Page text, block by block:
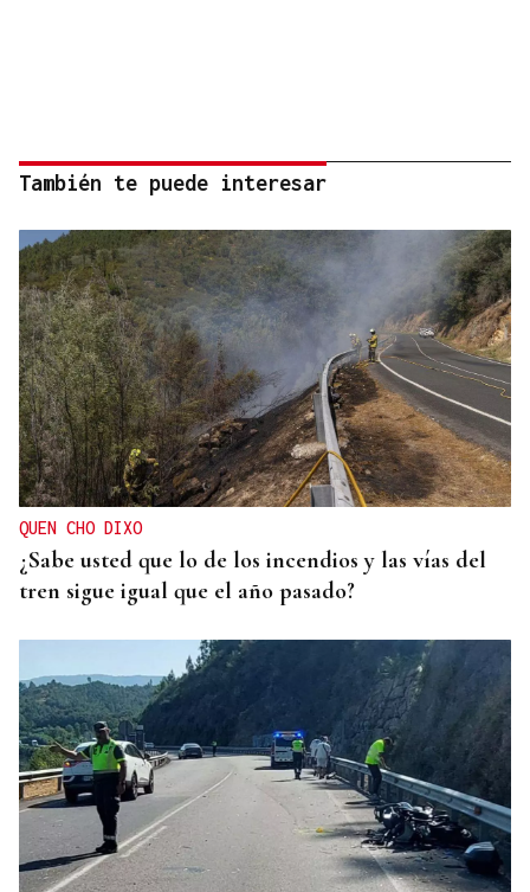
También te puede interesar
QUEN CHO DIXO
¿Sabe usted que lo de los incendios y las vías del
tren sigue igual que el año pasado?